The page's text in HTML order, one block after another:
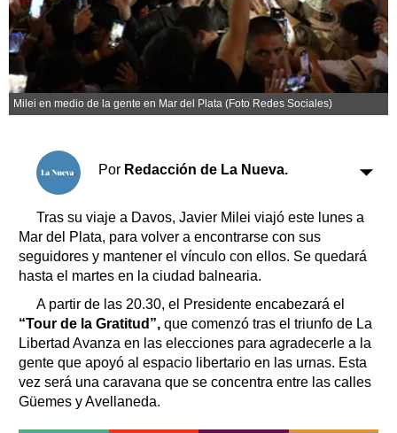
Salud
Es viral
El tiempo
Cartón Lleno
Fúnebres
Horóscopo
Suplementos
Servicios
Farmacias
Transportes
Loterías
Fúnebres
Edictos
Teléfonos de urgencia
Milei en medio de la gente en Mar del Plata (Foto Redes Sociales)
Por Redacción de La Nueva.
Tras su viaje a Davos, Javier Milei viajó este lunes a
Mar del Plata, para volver a encontrarse con sus
seguidores y mantener el vínculo con ellos. Se quedará
hasta el martes en la ciudad balnearia.
A partir de las 20.30, el Presidente encabezará el
“Tour de la Gratitud”, que comenzó tras el triunfo de La
Libertad Avanza en las elecciones para agradecerle a la
gente que apoyó al espacio libertario en las urnas. Esta
vez será una caravana que se concentra entre las calles
Güemes y Avellaneda.